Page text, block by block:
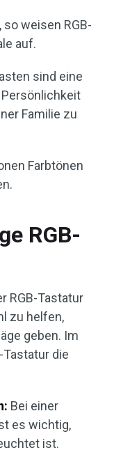
weisen RGB-
auf.
sind eine
Familie zu
Farbtönen
RGB-
RGB-Tastatur
zu helfen,
geben. Im
die
Bei einer
es wichtig,
ist.